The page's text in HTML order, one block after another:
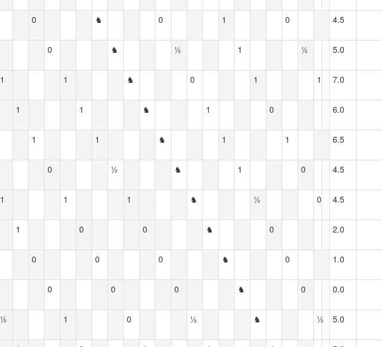
0 ♞ 0 1 0 4.5
0 ♞ ½ 1 ½ 5.0
1 1 ♞ 0 1 1 7.0
1 1 ♞ 1 0 6.0
1 1 ♞ 1 1 6.5
0 ½ ♞ 1 0 4.5
1 1 1 ♞ ½ 0 4.5
1 0 0 ♞ 0 2.0
0 0 0 ♞ 0 1.0
0 0 0 ♞ 0 0.0
½ 1 0 ½ ♞ ½ 5.0